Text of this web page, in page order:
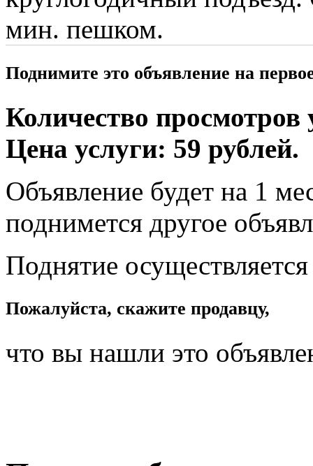
мин. пешком.
Поднимите это объявление на
Количество просмотров
Цена услуги: 59 рублей.
Объявление будет на 1
поднимется другое
Поднятие
Пожалуйста, скажите продавцу,
что вы нашли это